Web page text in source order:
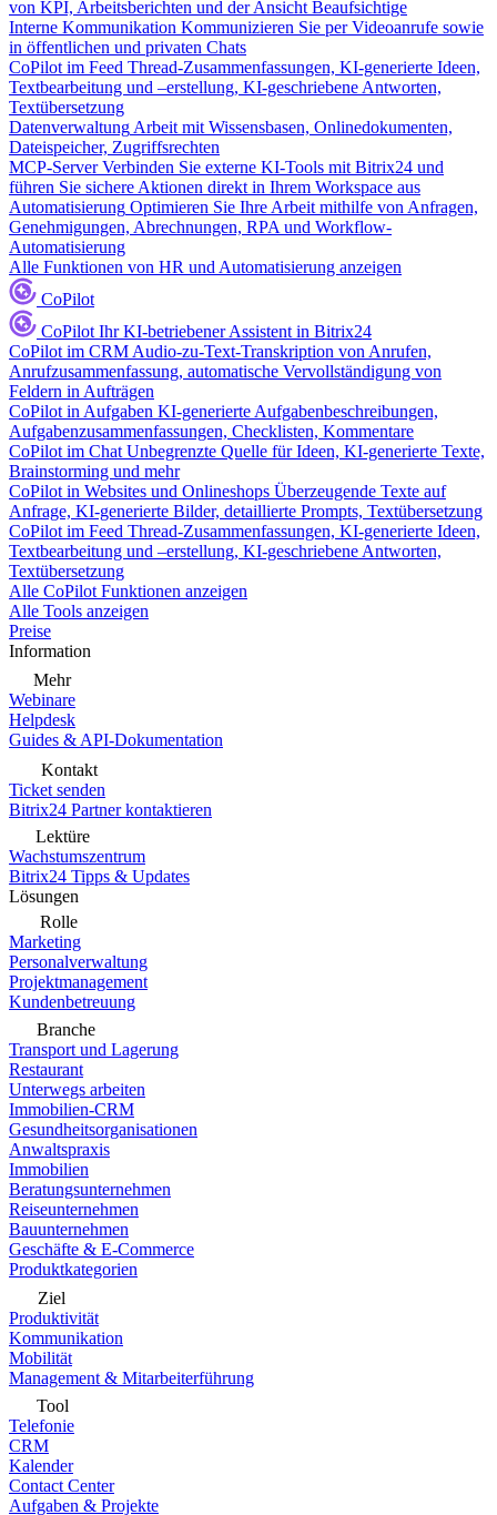
von KPI, Arbeitsberichten und der Ansicht Beaufsichtige
Interne Kommunikation Kommunizieren Sie per Videoanrufe sowie
in öffentlichen und privaten Chats
CoPilot im Feed Thread-Zusammenfassungen, KI-generierte Ideen,
Textbearbeitung und –erstellung, KI-geschriebene Antworten,
Textübersetzung
Datenverwaltung Arbeit mit Wissensbasen, Onlinedokumenten,
Dateispeicher, Zugriffsrechten
MCP-Server Verbinden Sie externe KI-Tools mit Bitrix24 und
führen Sie sichere Aktionen direkt in Ihrem Workspace aus
Automatisierung Optimieren Sie Ihre Arbeit mithilfe von Anfragen,
Genehmigungen, Abrechnungen, RPA und Workflow-
Automatisierung
Alle Funktionen von HR und Automatisierung anzeigen
CoPilot
CoPilot Ihr KI-betriebener Assistent in Bitrix24
CoPilot im CRM Audio-zu-Text-Transkription von Anrufen,
Anrufzusammenfassung, automatische Vervollständigung von
Feldern in Aufträgen
CoPilot in Aufgaben KI-generierte Aufgabenbeschreibungen,
Aufgabenzusammenfassungen, Checklisten, Kommentare
CoPilot im Chat Unbegrenzte Quelle für Ideen, KI-generierte Texte,
Brainstorming und mehr
CoPilot in Websites und Onlineshops Überzeugende Texte auf
Anfrage, KI-generierte Bilder, detaillierte Prompts, Textübersetzung
CoPilot im Feed Thread-Zusammenfassungen, KI-generierte Ideen,
Textbearbeitung und –erstellung, KI-geschriebene Antworten,
Textübersetzung
Alle CoPilot Funktionen anzeigen
Alle Tools anzeigen
Preise
Information
Mehr
Webinare
Helpdesk
Guides & API-Dokumentation
Kontakt
Ticket senden
Bitrix24 Partner kontaktieren
Lektüre
Wachstumszentrum
Bitrix24 Tipps & Updates
Lösungen
Rolle
Marketing
Personalverwaltung
Projektmanagement
Kundenbetreuung
Branche
Transport und Lagerung
Restaurant
Unterwegs arbeiten
Immobilien-CRM
Gesundheitsorganisationen
Anwaltspraxis
Immobilien
Beratungsunternehmen
Reiseunternehmen
Bauunternehmen
Geschäfte & E-Commerce
Produktkategorien
Ziel
Produktivität
Kommunikation
Mobilität
Management & Mitarbeiterführung
Tool
Telefonie
CRM
Kalender
Contact Center
Aufgaben & Projekte